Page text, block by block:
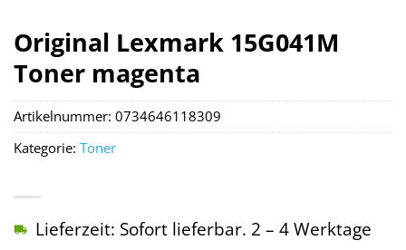
Original Lexmark 15G041M
Toner magenta
Lieferzeit: Sofort lieferbar. 2 – 4 Werktage
Artikelnummer: 0734646118309
Kategorie: Toner